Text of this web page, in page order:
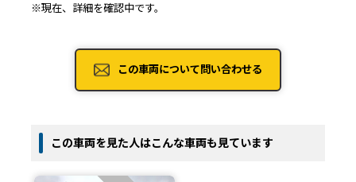
※現在、詳細を確認中です。
この車両について問い合わせる
この車両を見た人はこんな車両も見ています